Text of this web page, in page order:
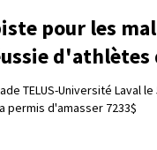
pour les
d'athlètes
TELUS-Université Laval
permis d'amasser 7233$